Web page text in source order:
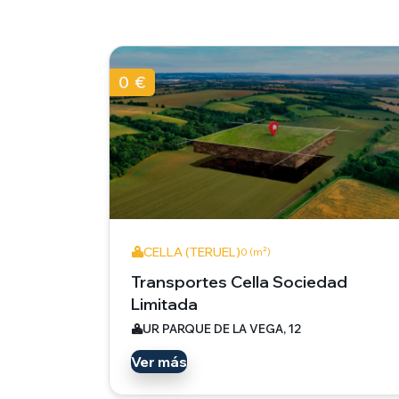
0 €
CELLA (TERUEL)0 (m²)
Transportes Cella Sociedad
Limitada
UR PARQUE DE LA VEGA, 12
Ver más